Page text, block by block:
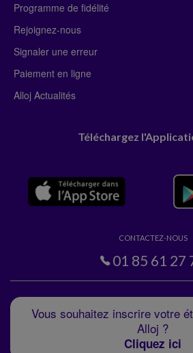
Programme de fidélité
Rejoignez-nous
Signaler une erreur
Paiement en ligne
Alloj Actualités
Téléchargez
CONTACTEZ-NOUS
01 85 61 27
Vous souhaitez inscrire votre
Alloj ?
Cliquez ici